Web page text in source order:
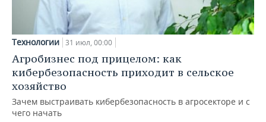
Технологии 31 июл, 00:00
Агробизнес под прицелом: как
кибербезопасность приходит в сельское
хозяйство
Зачем выстраивать кибербезопасность в агросекторе и с
чего начать